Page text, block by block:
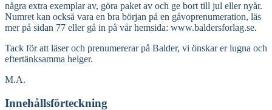
några extra exemplar av, göra paket av och ge bort till jul eller nyår.
Numret kan också vara en bra början på en gåvoprenumeration, läs
mer på sidan 77 eller gå in på vår hemsida: www.baldersforlag.se.
Tack för att läser och prenumererar på Balder, vi önskar er lugna och
eftertänksamma helger.
M.A.
Innehållsförteckning